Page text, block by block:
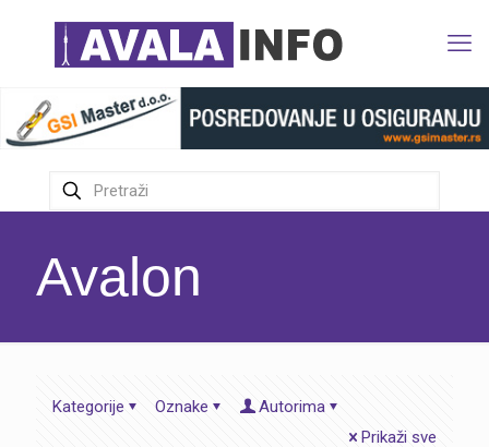
Avalon
Kategorije Oznake
Autorima
Prikaži sve